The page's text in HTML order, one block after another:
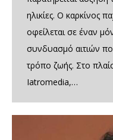
ηλικίες. Ο καρκίνος
οφείλεται σε έναν
συνδυασμό αιτιών
τρόπο ζωής. Στο
Iatromedia,…